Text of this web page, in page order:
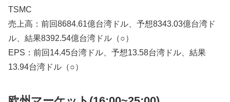
TSMC
売上高：前回8684.61億台湾ドル、予想8343.03億台湾ド
ル、結果8392.54億台湾ドル（○）
EPS：前回14.45台湾ドル、予想13.58台湾ドル、結果
13.94台湾ドル（○）